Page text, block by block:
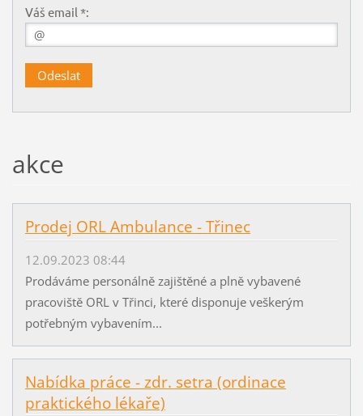
Váš email *:
akce
Prodej ORL Ambulance - Třinec
12.09.2023 08:44
Prodáváme personálně zajištěné a plně vybavené
pracoviště ORL v Třinci, které disponuje veškerým
potřebným vybavením...
Nabídka práce - zdr. setra (ordinace
praktického lékaře)